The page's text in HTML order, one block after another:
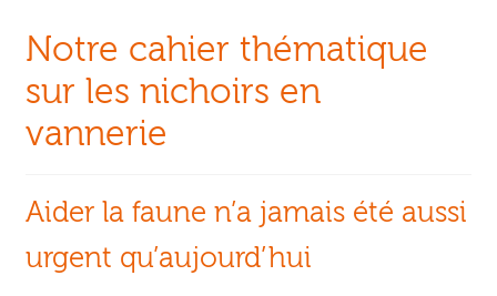
Notre cahier thématique
sur les nichoirs en
vannerie
Aider la faune n’a jamais été aussi
urgent qu’aujourd’hui